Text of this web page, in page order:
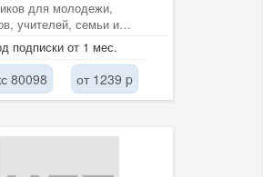
для молодежи,
учителей, семьи и
Профилактика,
подписки от 1 мес.
80098 от 1239 p